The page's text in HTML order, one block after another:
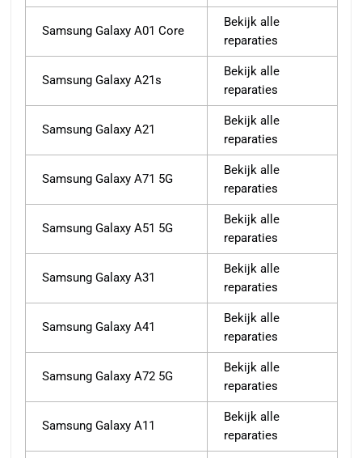
Samsung Galaxy A01 Core
Bekijk alle
reparaties
Samsung Galaxy A21s
Bekijk alle
reparaties
Samsung Galaxy A21
Bekijk alle
reparaties
Samsung Galaxy A71 5G
Bekijk alle
reparaties
Samsung Galaxy A51 5G
Bekijk alle
reparaties
Samsung Galaxy A31
Bekijk alle
reparaties
Samsung Galaxy A41
Bekijk alle
reparaties
Samsung Galaxy A72 5G
Bekijk alle
reparaties
Samsung Galaxy A11
Bekijk alle
reparaties